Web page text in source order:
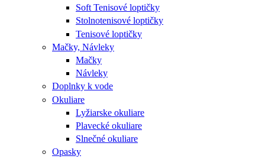
Soft Tenisové loptičky
Stolnotenisové loptičky
Tenisové loptičky
Mačky, Návleky
Mačky
Návleky
Doplnky k vode
Okuliare
Lyžiarske okuliare
Plavecké okuliare
Slnečné okuliare
Opasky